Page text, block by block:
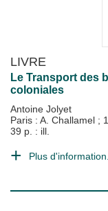
LIVRE
Le Transport des
coloniales
Antoine Jolyet
Paris : A. Challamel ;
39 p. : ill.
Plus